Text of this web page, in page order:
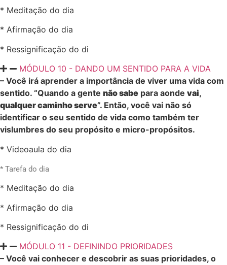
* Meditação do dia
* Afirmação do dia
* Ressignificação do di
MÓDULO 10 - DANDO UM SENTIDO PARA A VIDA
– Você irá aprender a importância de viver uma vida com
sentido. “Quando a gente não sabe para aonde vai,
qualquer caminho serve”. Então, você vai não só
identificar o seu sentido de vida como também ter
vislumbres do seu propósito e micro-propósitos.
* Videoaula do dia
* Tarefa do dia
* Meditação do dia
* Afirmação do dia
* Ressignificação do di
MÓDULO 11 - DEFININDO PRIORIDADES
– Você vai conhecer e descobrir as suas prioridades, o